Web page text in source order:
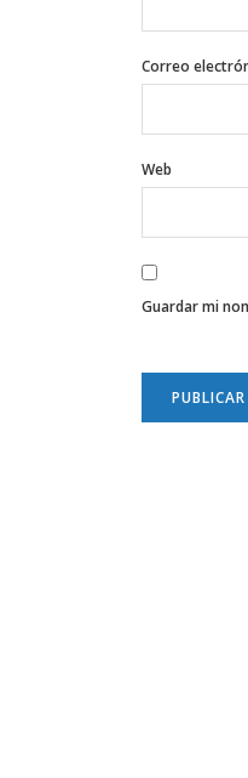
Correo
Web
Guardar mi